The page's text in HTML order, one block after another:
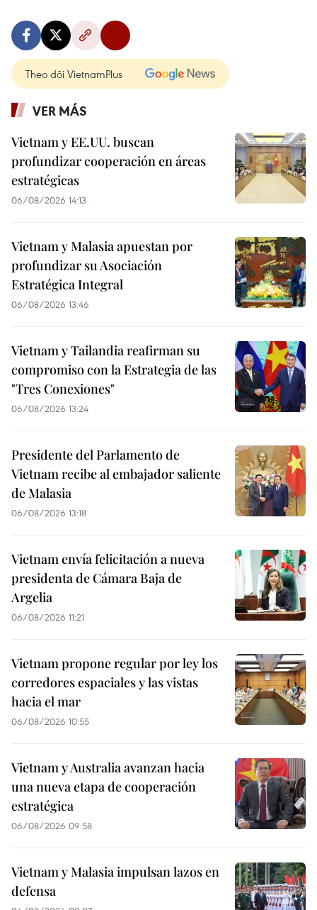
Theo dõi VietnamPlus
VER MÁS
Vietnam y EE.UU. buscan
profundizar cooperación en áreas
estratégicas
06/08/2026 14:13
Vietnam y Malasia apuestan por
profundizar su Asociación
Estratégica Integral
06/08/2026 13:46
Vietnam y Tailandia reafirman su
compromiso con la Estrategia de las
"Tres Conexiones"
06/08/2026 13:24
Presidente del Parlamento de
Vietnam recibe al embajador saliente
de Malasia
06/08/2026 13:18
Vietnam envía felicitación a nueva
presidenta de Cámara Baja de
Argelia
06/08/2026 11:21
Vietnam propone regular por ley los
corredores espaciales y las vistas
hacia el mar
06/08/2026 10:55
Vietnam y Australia avanzan hacia
una nueva etapa de cooperación
estratégica
06/08/2026 09:58
Vietnam y Malasia impulsan lazos en
defensa